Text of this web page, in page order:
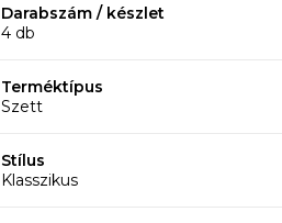
Darabszám / készlet
4 db
Terméktípus
Szett
Stílus
Klasszikus